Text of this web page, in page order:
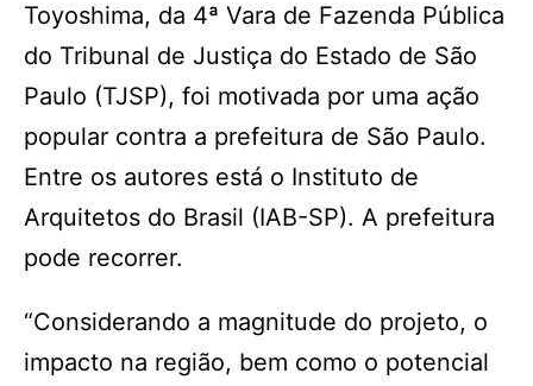
Toyoshima, da 4ª Vara de Fazenda Pública
do Tribunal de Justiça do Estado de São
Paulo (TJSP), foi motivada por uma ação
popular contra a prefeitura de São Paulo.
Entre os autores está o Instituto de
Arquitetos do Brasil (IAB-SP). A prefeitura
pode recorrer.
“Considerando a magnitude do projeto, o
impacto na região, bem como o potencial